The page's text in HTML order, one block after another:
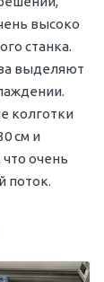
высоко
станка.
выделяют
колготки
см и
очень
поток.